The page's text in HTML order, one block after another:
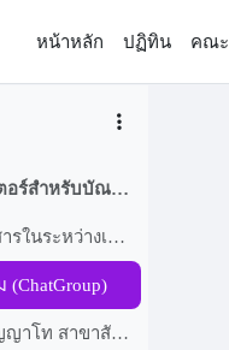
หน้าหลัก
ปฏิทิน คณะ
หน้าหลัก | คอมพิวเตอร์สำหรับบัณฑิตศึกษา(ปริญญาโท)
ช่องทางการต่อสื่อสารในระหว่างเรีนยน
ข้อมูลนักศึกษาปริญญาโท สาขาสังคมศึกษา รุ่น 10 ปี 2566